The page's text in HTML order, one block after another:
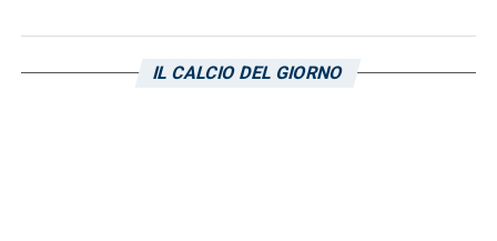
un’eventuale pistola fumante. Perché è
IL CALCIO DEL GIORNO